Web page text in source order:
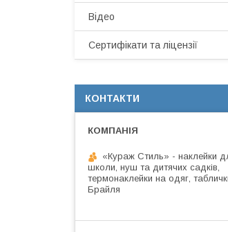
Відео
Сертифікати та ліцензії
КОНТАКТИ
«Кураж Стиль» - наклейки
школи, нуш та дитячих садків,
термонаклейки на одяг,
Брайля